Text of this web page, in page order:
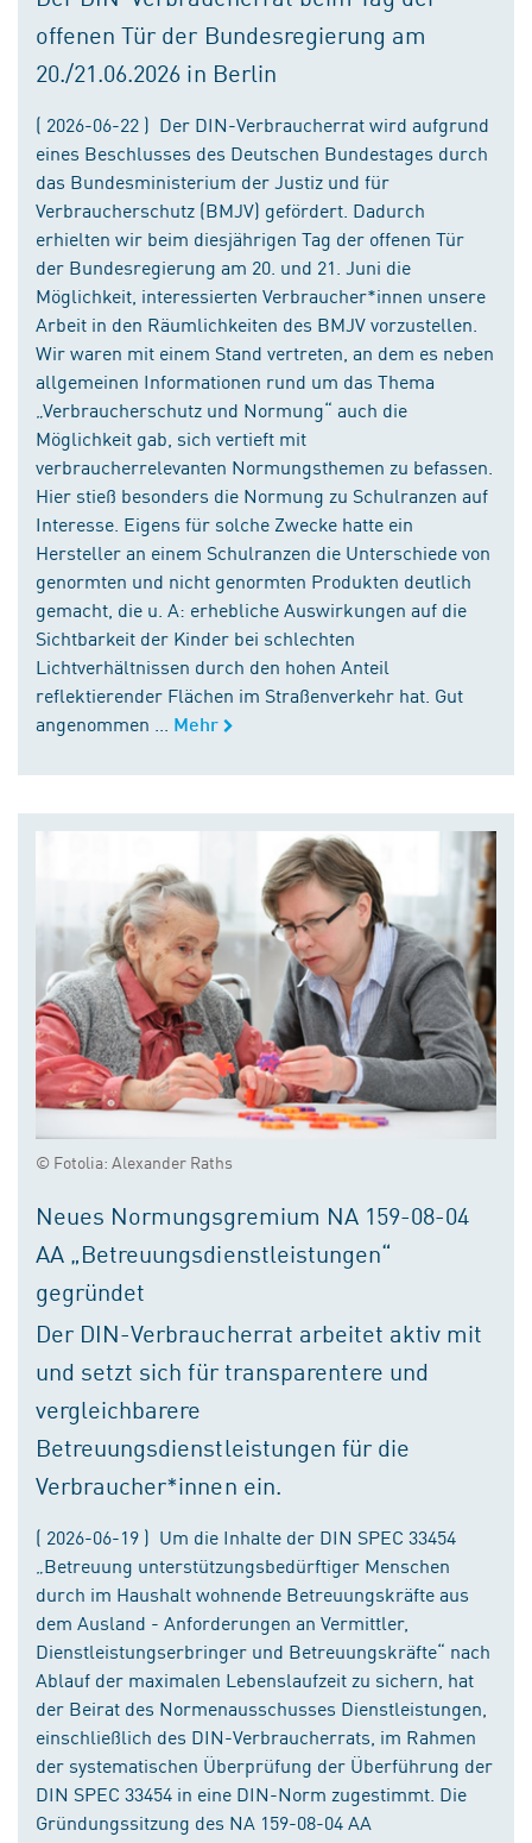
offenen Tür der Bundesregierung am
20./21.06.2026 in Berlin
( 2026-06-22 ) Der DIN-Verbraucherrat wird aufgrund
eines Beschlusses des Deutschen Bundestages durch
das Bundesministerium der Justiz und für
Verbraucherschutz (BMJV) gefördert. Dadurch
erhielten wir beim diesjährigen Tag der offenen Tür
der Bundesregierung am 20. und 21. Juni die
Möglichkeit, interessierten Verbraucher*innen unsere
Arbeit in den Räumlichkeiten des BMJV vorzustellen.
Wir waren mit einem Stand vertreten, an dem es neben
allgemeinen Informationen rund um das Thema
„Verbraucherschutz und Normung“ auch die
Möglichkeit gab, sich vertieft mit
verbraucherrelevanten Normungsthemen zu befassen.
Hier stieß besonders die Normung zu Schulranzen auf
Interesse. Eigens für solche Zwecke hatte ein
Hersteller an einem Schulranzen die Unterschiede von
genormten und nicht genormten Produkten deutlich
gemacht, die u. A: erhebliche Auswirkungen auf die
Sichtbarkeit der Kinder bei schlechten
Lichtverhältnissen durch den hohen Anteil
reflektierender Flächen im Straßenverkehr hat. Gut
angenommen ...
Mehr
© Fotolia: Alexander Raths
Neues Normungsgremium NA 159-08-04
AA „Betreuungsdienstleistungen“
gegründet
Der DIN-Verbraucherrat arbeitet aktiv mit
und setzt sich für transparentere und
vergleichbarere
Betreuungsdienstleistungen für die
Verbraucher*innen ein.
( 2026-06-19 ) Um die Inhalte der DIN SPEC 33454
„Betreuung unterstützungsbedürftiger Menschen
durch im Haushalt wohnende Betreuungskräfte aus
dem Ausland - Anforderungen an Vermittler,
Dienstleistungserbringer und Betreuungskräfte“ nach
Ablauf der maximalen Lebenslaufzeit zu sichern, hat
der Beirat des Normenausschusses Dienstleistungen,
einschließlich des DIN-Verbraucherrats, im Rahmen
der systematischen Überprüfung der Überführung der
DIN SPEC 33454 in eine DIN-Norm zugestimmt. Die
Gründungssitzung des NA 159-08-04 AA